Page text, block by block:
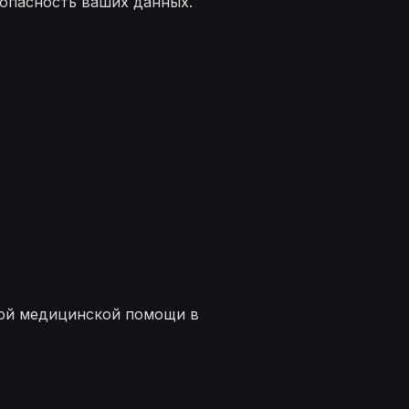
медицинской помощи в